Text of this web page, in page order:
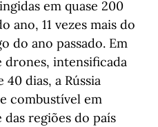
em quase 200
ano, 11 vezes mais do
do ano passado. Em
drones, intensificada
dias, a Rússia
combustível em
das regiões do país